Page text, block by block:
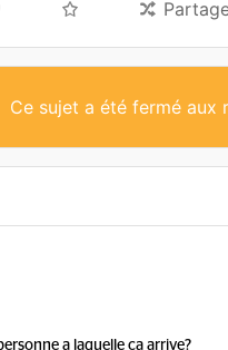
Ce sujet a été fermé aux
a laquelle ca arrive?